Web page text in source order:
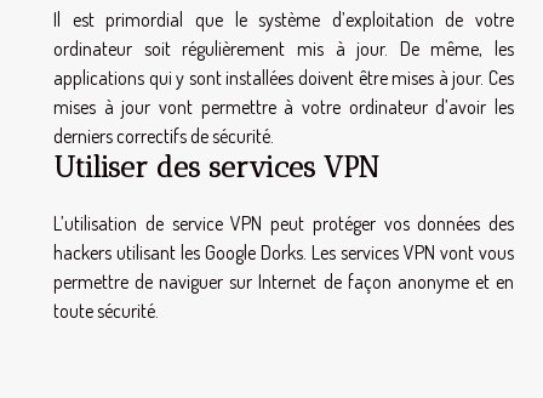
Il est primordial que le système d’exploitation de votre
ordinateur soit régulièrement mis à jour. De même, les
applications qui y sont installées doivent être mises à jour. Ces
mises à jour vont permettre à votre ordinateur d’avoir les
derniers correctifs de sécurité.
Utiliser des services VPN
L’utilisation de service VPN peut protéger vos données des
hackers utilisant les Google Dorks. Les services VPN vont vous
permettre de naviguer sur Internet de façon anonyme et en
toute sécurité.